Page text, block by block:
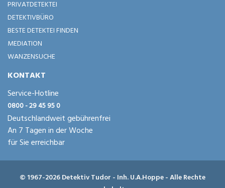
PRIVATDETEKTEI
DETEKTIVBÜRO
BESTE DETEKTEI FINDEN
MEDIATION
WANZENSUCHE
KONTAKT
Service-Hotline
0800 - 29 45 95 0
Deutschlandweit gebührenfrei
An 7 Tagen in der Woche
für Sie erreichbar
© 1967-2026 Detektiv Tudor - Inh. U.A.Hoppe - Alle Rechte